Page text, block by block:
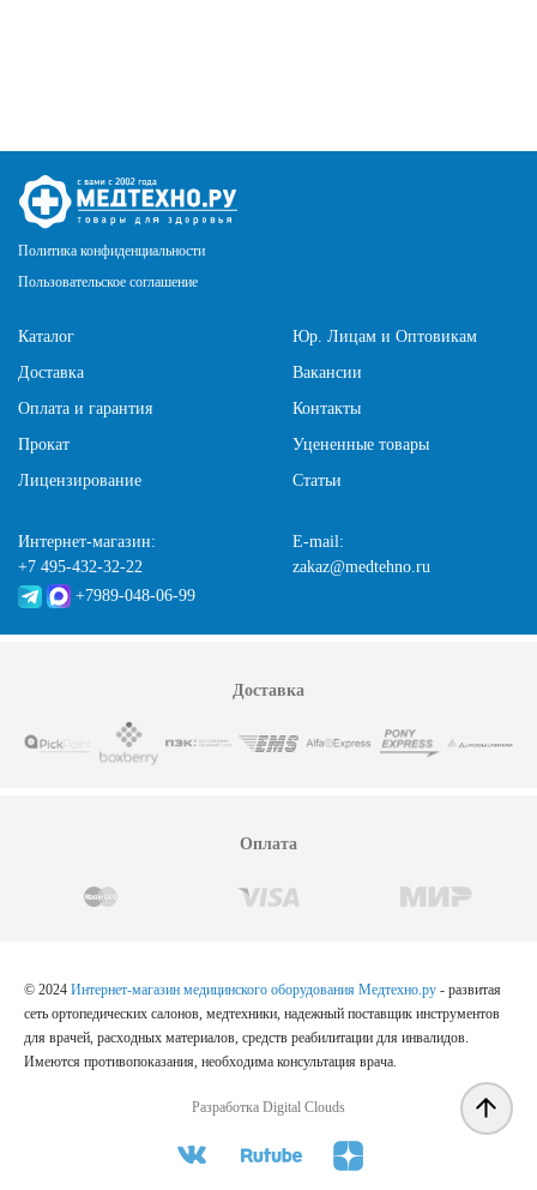
Политика конфиденциальности
Пользовательское соглашение
Каталог
Доставка
Оплата и гарантия
Прокат
Лицензирование
Юр. Лицам и Оптовикам
Вакансии
Контакты
Уцененные товары
Статьи
Интернет-магазин:
+7 495-432-32-22
+7989-048-06-99
E-mail:
zakaz@medtehno.ru
Доставка
Оплата
© 2024 Интернет-магазин медицинского оборудования Медтехно.ру - развитая
сеть ортопедических салонов, медтехники, надежный поставщик инструментов
для врачей, расходных материалов, средств реабилитации для инвалидов.
Имеются противопоказания, необходима консультация врача.
Разработка Digital Clouds